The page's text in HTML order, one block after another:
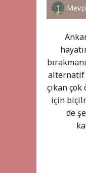
alternatif
çıkan
için
de